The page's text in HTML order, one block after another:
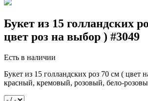
Букет из 15 голландских
цвет роз на выбор ) #3049
Есть в наличии
Букет из 15 голландских роз 70 см ( цвет
красный, кремовый, розовый, бело-